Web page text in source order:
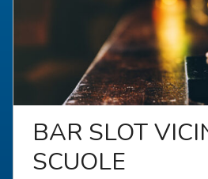
BAR SLOT
SCUOLE